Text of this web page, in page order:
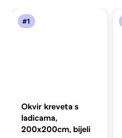
#1
Okvir kreveta s
ladicama,
200x200cm, bijeli